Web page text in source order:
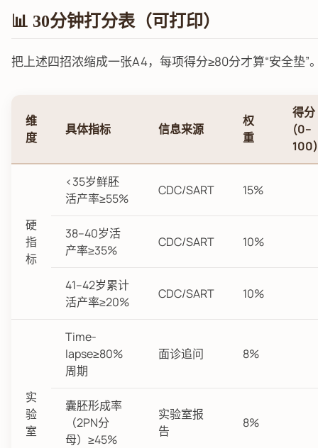
📊 30分钟打分表（可打印）
把上述四招浓缩成一张A4，每项得分≥80分才算“安全垫”
维
度
具体指标 信息来源
权
重
得分
(0–
100)
硬
指
标
<35岁鲜胚
活产率≥55%
CDC/SART 15%
38–40岁活
产率≥35%
CDC/SART 10%
41–42岁累计
活产率≥20%
CDC/SART 10%
实
验
室
Time-
lapse≥80%
周期
面诊追问 8%
囊胚形成率
（2PN分
母）≥45%
实验室报
告
8%